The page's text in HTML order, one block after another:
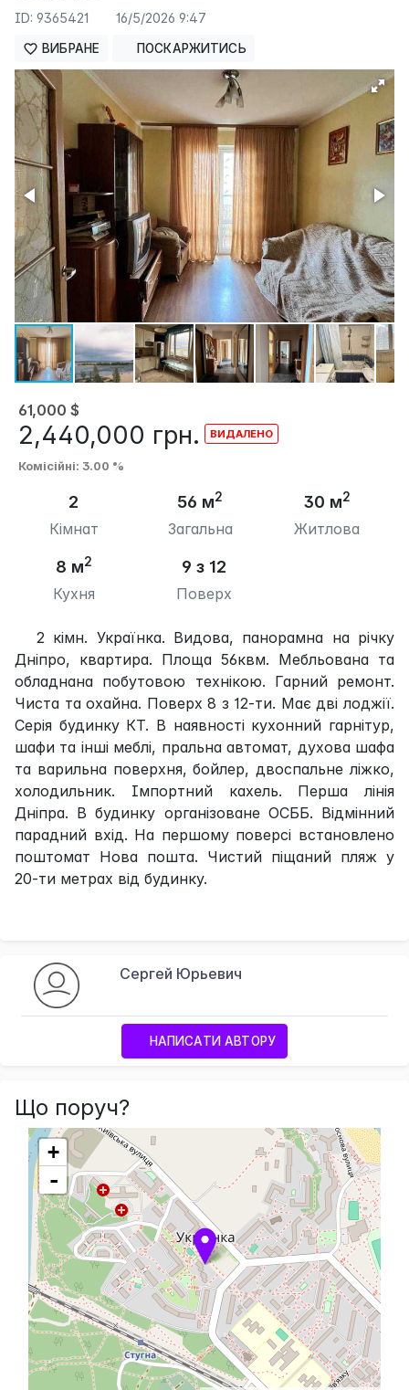
ID: 9365421 16/5/2026 9:47
ВИБРАНЕ ПОСКАРЖИТИСЬ
61,000 $
2,440,000 грн.
Комісійні: 3.00 %
2
Кімнат
56 м2
Загальна
30 м2
Житлова
8 м2
Кухня
9 з 12
Поверх
2 кімн. Українка. Видова, панорамна на річку
Дніпро, квартира. Площа 56квм. Мебльована та
обладнана побутовою технікою. Гарний ремонт.
Чиста та охайна. Поверх 8 з 12-ти. Має дві лоджії.
Серія будинку КТ. В наявності кухонний гарнітур,
шафи та інші меблі, пральна автомат, духова шафа
та варильна поверхня, бойлер, двоспальне ліжко,
холодильник. Імпортний кахель. Перша лінія
Дніпра. В будинку організоване ОСББ. Відмінний
парадний вхід. На першому поверсі встановлено
поштомат Нова пошта. Чистий піщаний пляж у
20-ти метрах від будинку.
Сергей Юрьевич
НАПИСАТИ АВТОРУ
Що поруч?
+
-